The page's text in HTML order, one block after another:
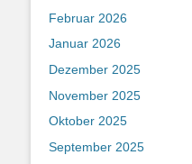
Februar 2026
Januar 2026
Dezember 2025
November 2025
Oktober 2025
September 2025